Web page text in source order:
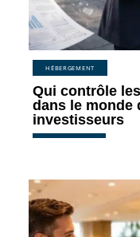
HÉBERGEMENT
Qui contrôle
dans le monde
investisseurs